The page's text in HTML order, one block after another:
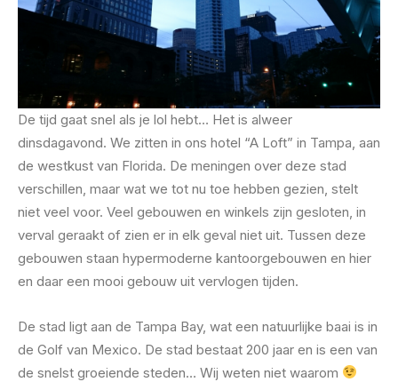
De tijd gaat snel als je lol hebt… Het is alweer
dinsdagavond. We zitten in ons hotel “A Loft” in Tampa, aan
de westkust van Florida. De meningen over deze stad
verschillen, maar wat we tot nu toe hebben gezien, stelt
niet veel voor. Veel gebouwen en winkels zijn gesloten, in
verval geraakt of zien er in elk geval niet uit. Tussen deze
gebouwen staan hypermoderne kantoorgebouwen en hier
en daar een mooi gebouw uit vervlogen tijden.
De stad ligt aan de Tampa Bay, wat een natuurlijke baai is in
de Golf van Mexico. De stad bestaat 200 jaar en is een van
de snelst groeiende steden… Wij weten niet waarom